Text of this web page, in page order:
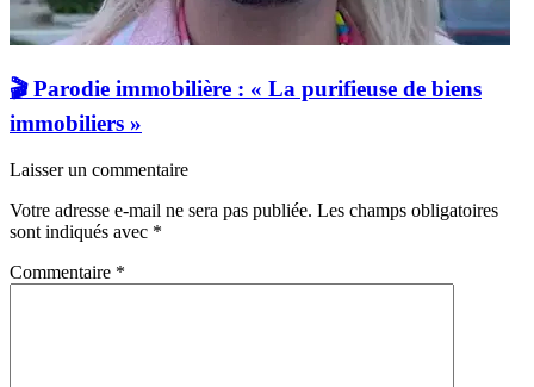
🎬 Parodie immobilière : « La purifieuse de biens
immobiliers »
Laisser un commentaire
Votre adresse e-mail ne sera pas publiée. Les champs obligatoires
sont indiqués avec *
Commentaire *